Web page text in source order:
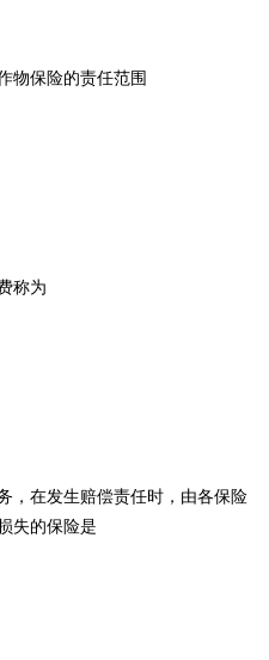
物保险的责任范围
费称为
，在发生赔偿责任时，由各保险
失的保险是